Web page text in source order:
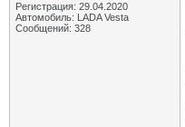
Регистрация: 29.04.2020
Автомобиль: LADA Vesta
Сообщений: 328